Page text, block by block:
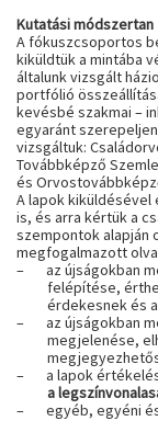
Kutatási módszertan
A fókuszcsoportos
kiküldtük a mintába
általunk vizsgált
portfólió
kevésbé szakmai –
egyaránt
vizsgáltuk:
Továbbképző
és
A lapok
is, és arra kértük a
szempontok alapján
megfogalmazott
–
az újságokban
felépítése,
érdekesnek és
–
az újságokban
megjelenése,
–
a lapok
a
–
egyéb, egyéni